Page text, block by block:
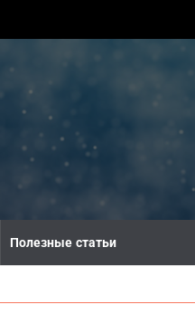
Полезные статьи